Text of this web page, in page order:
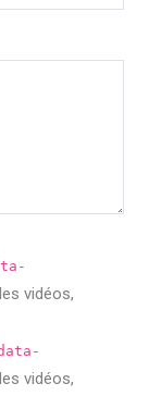
vidéos,
vidéos,